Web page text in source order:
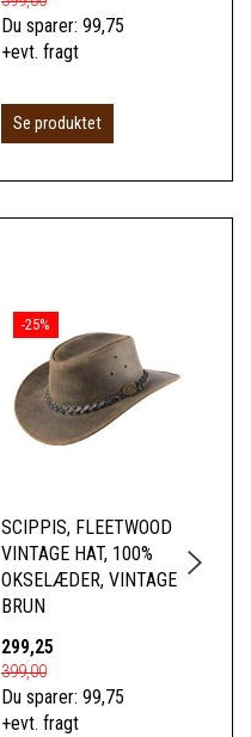
Du sparer: 99,75
+evt. fragt
Se produktet
-25%
SCIPPIS, FLEETWOOD
VINTAGE HAT, 100%
OKSELÆDER, VINTAGE
BRUN
299,25
399,00
Du sparer: 99,75
+evt. fragt